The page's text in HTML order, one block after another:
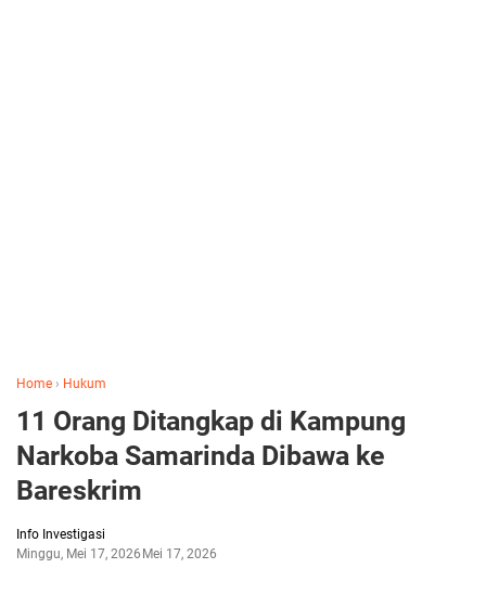
Home › Hukum
11 Orang Ditangkap di Kampung
Narkoba Samarinda Dibawa ke
Bareskrim
Info Investigasi
Minggu, Mei 17, 2026 Mei 17, 2026